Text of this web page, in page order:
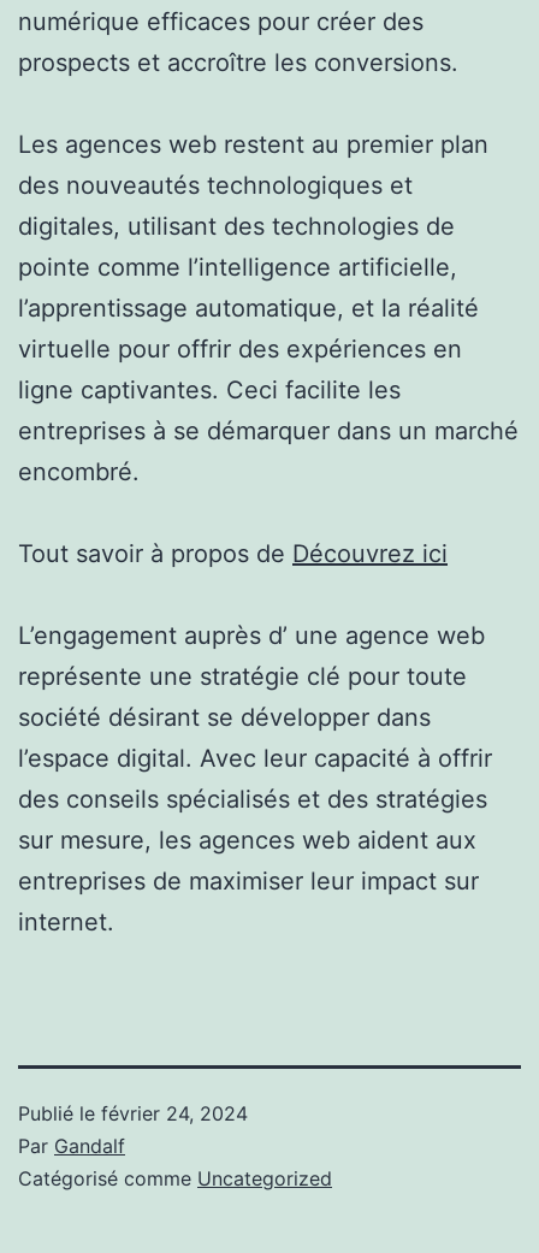
numérique efficaces pour créer des
prospects et accroître les conversions.
Les agences web restent au premier plan
des nouveautés technologiques et
digitales, utilisant des technologies de
pointe comme l’intelligence artificielle,
l’apprentissage automatique, et la réalité
virtuelle pour offrir des expériences en
ligne captivantes. Ceci facilite les
entreprises à se démarquer dans un marché
encombré.
Tout savoir à propos de Découvrez ici
L’engagement auprès d’ une agence web
représente une stratégie clé pour toute
société désirant se développer dans
l’espace digital. Avec leur capacité à offrir
des conseils spécialisés et des stratégies
sur mesure, les agences web aident aux
entreprises de maximiser leur impact sur
internet.
Publié le février 24, 2024
Par Gandalf
Catégorisé comme Uncategorized